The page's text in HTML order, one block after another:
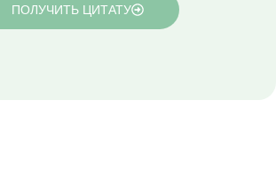
ПОЛУЧИТЬ ЦИТАТУ